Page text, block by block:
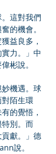
。這對我們
的機會。
益良多，
力。」中
彬說。
妙機遇。球
陌生環
的覺悟，
別。而
獻。」德
說。